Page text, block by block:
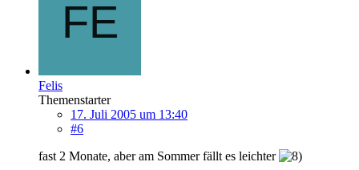
Felis
Themenstarter
17. Juli 2005 um 13:40
#6
fast 2 Monate, aber am Sommer fällt es leichter